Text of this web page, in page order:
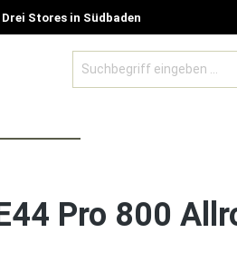
Drei Stores in Südbaden
Pro 800